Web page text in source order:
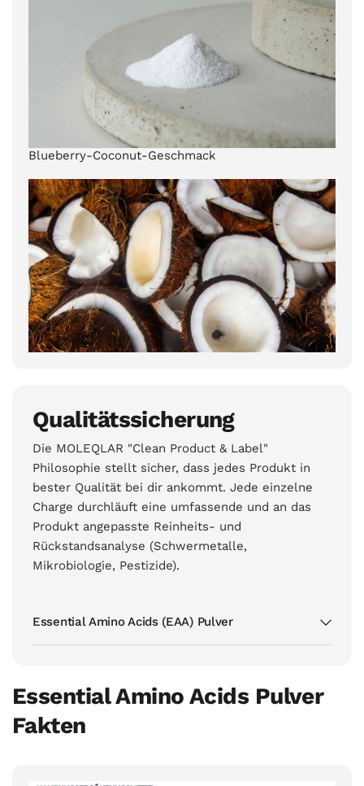
Blueberry-Coconut-Geschmack
Qualitätssicherung
Die MOLEQLAR "Clean Product & Label"
Philosophie stellt sicher, dass jedes Produkt in
bester Qualität bei dir ankommt. Jede einzelne
Charge durchläuft eine umfassende und an das
Produkt angepasste Reinheits- und
Rückstandsanalyse (Schwermetalle,
Mikrobiologie, Pestizide).
Essential Amino Acids (EAA) Pulver
Essential Amino Acids Pulver
Fakten